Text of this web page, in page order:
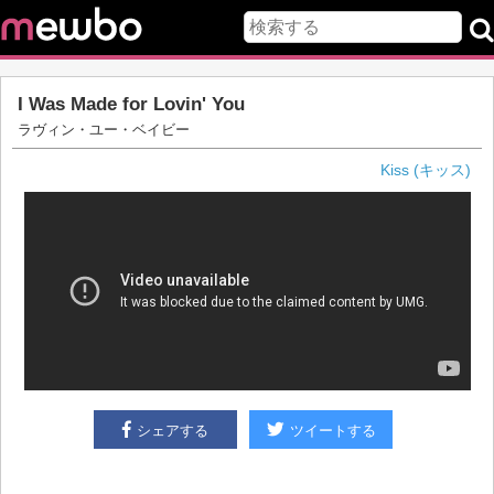
I Was Made for Lovin' You
ラヴィン・ユー・ベイビー
Kiss (キッス)
シェアする ツイートする